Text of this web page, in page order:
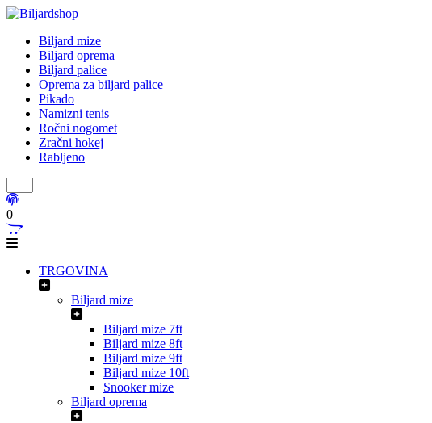
Biljard mize
Biljard oprema
Biljard palice
Oprema za biljard palice
Pikado
Namizni tenis
Ročni nogomet
Zračni hokej
Rabljeno
0
TRGOVINA
Biljard mize
Biljard mize 7ft
Biljard mize 8ft
Biljard mize 9ft
Biljard mize 10ft
Snooker mize
Biljard oprema